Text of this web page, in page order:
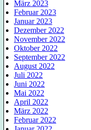
März 2023
Februar 2023
Januar 2023
Dezember 2022
November 2022
Oktober 2022
September 2022
August 2022
Juli 2022
Juni 2022
Mai 2022
April 2022
März 2022
Februar 2022